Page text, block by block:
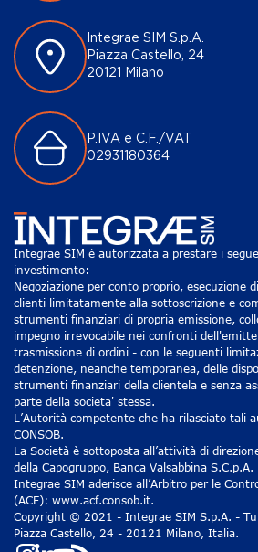
Integrae SIM S.p.A.
Piazza Castello, 24
20121 Milano
P.IVA e C.F./VAT
02931180364
Integrae SIM è autorizzata a prestare i
investimento:
Negoziazione per conto proprio, esecuzione
clienti limitatamente alla sottoscrizione e
strumenti finanziari di propria emissione,
impegno irrevocabile nei confronti
trasmissione di ordini - con le seguenti
detenzione, neanche temporanea, delle
strumenti finanziari della clientela e senza
parte della societa' stessa.
L’Autorità competente che ha rilasciato tali
CONSOB.
La Società è sottoposta all’attività di
della Capogruppo, Banca Valsabbina S.C.p.A.
Integrae SIM aderisce all’Arbitro per le
(ACF): www.acf.consob.it.
Copyright © 2021 - Integrae SIM S.p.A. -
Piazza Castello, 24 - 20121 Milano, Italia.